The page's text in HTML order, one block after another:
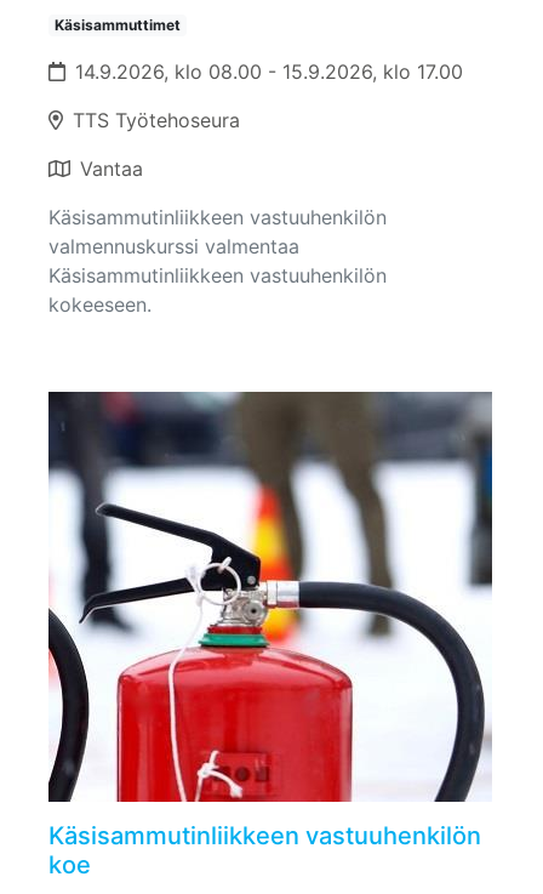
Käsisammuttimet
14.9.2026, klo 08.00 - 15.9.2026, klo 17.00
TTS Työtehoseura
Vantaa
Käsisammutinliikkeen vastuuhenkilön
valmennuskurssi valmentaa
Käsisammutinliikkeen vastuuhenkilön
kokeeseen.
Käsisammutinliikkeen vastuuhenkilön
koe